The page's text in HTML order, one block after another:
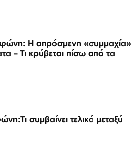
Η απρόσμενη «συμμαχία»
– Τι κρύβεται πίσω από τα
συμβαίνει τελικά μεταξύ